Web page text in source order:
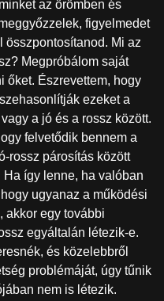
az örömben és
figyelmedet
összpontosítanod. Mi az
Megpróbálom saját
őket. Észrevettem, hogy
ezeket a
a jó és a rossz között.
felvetődik bennem a
rossz párosítás között
így lenne, ha valóban
ugyanaz a működési
akkor egy további
egyáltalán létezik-e.
és közelebbről
problémáját, úgy tűnik
nem is létezik.